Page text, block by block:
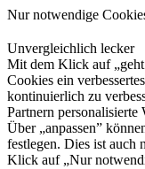
Nur notwendige
Unvergleichlich lecker
Mit dem Klick auf
Cookies ein
kontinuierlich zu
Partnern personalisierte
Über „anpassen”
festlegen. Dies ist auch
Klick auf „Nur